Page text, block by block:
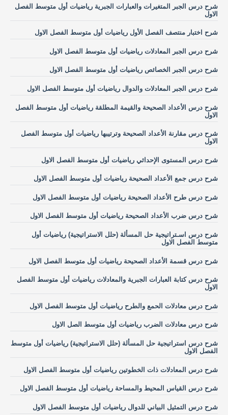
شرح درس الجبر المتغيرات والعبارات الجبرية رياضيات أول متوسط الفصل
الاول
شرح اختبار منتصف الفصل الأول رياضيات أول متوسط الفصل الاول
شرح درس الجبر المعادلات رياضيات أول متوسط الفصل الاول
شرح درس الجبر الخصائص رياضيات أول متوسط الفصل الاول
شرح درس الجبر المعادلات والدوال رياضيات أول متوسط الفصل الاول
شرح درس الأعداد الصحيحة والقيمة المطلقة رياضيات أول متوسط الفصل
الاول
شرح درس مقارنة الأعداد الصحيحة وترتيبها رياضيات أول متوسط الفصل
الاول
شرح درس المستوى الإحداثي رياضيات أول متوسط الفصل الاول
شرح درس جمع الأعداد الصحيحة رياضيات أول متوسط الفصل الاول
شرح درس طرح الأعداد الصحيحة رياضيات أول متوسط الفصل الاول
شرح درس ضرب الأعداد الصحيحة رياضيات أول متوسط الفصل الاول
شرح درس اسـتراتيجية حل المسألة (حلل الاستراتيجية) رياضيات أول
متوسط الفصل الاول
شرح درس قسمة الأعداد الصحيحة رياضيات أول متوسط الفصل الاول
شرح درس كتابة العبارات الجبرية والمعادلات رياضيات أول متوسط الفصل
الاول
شرح درس معادلات الحمع والطرح رياضيات أول متوسط الفصل الاول
شرح درس معادلات الضرب رياضيات أول متوسط الصل الاول
شرح درس استراتيجية حل المسألة (حلل الاستراتيجية) رياضيات أول متوسط
الفصل الاول
شرح درس المعادلات ذات الخطوتين رياضيات أول متوسط الفصل الاول
شرح درس القياس المحيط والمساحة رياضيات أول متوسط الفصل الاول
شرح درس التمثيل البياني للدوال رياضيات أول متوسط الفصل الاول